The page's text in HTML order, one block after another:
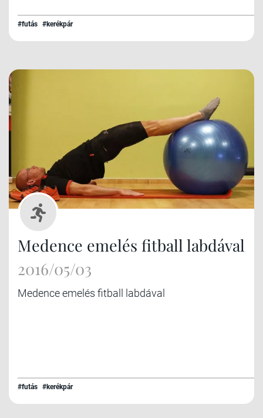
#futás #kerékpár
Medence emelés fitball labdával
2016/05/03
Medence emelés fitball labdával
#futás #kerékpár